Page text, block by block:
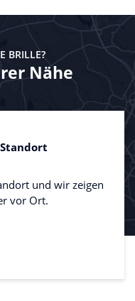
BRILLE?
Nähe
und wir zeigen
vor Ort.